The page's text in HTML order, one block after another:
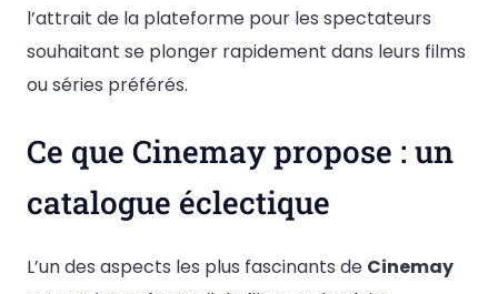
l’attrait de la plateforme pour les spectateurs
souhaitant se plonger rapidement dans leurs films
ou séries préférés.
Ce que Cinemay propose : un
catalogue éclectique
L’un des aspects les plus fascinants de Cinemay